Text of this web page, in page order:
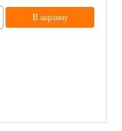
В корзину